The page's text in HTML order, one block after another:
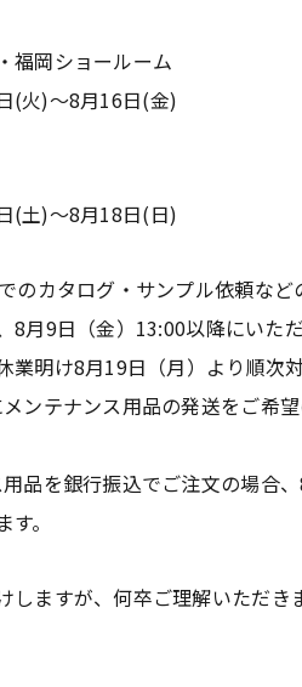
福岡ショールーム
(火)～8月16日(金)
(土)～8月18日(日)
のカタログ・サンプル依頼な
8月9日（金）13:00以降にいた
業明け8月19日（月）より順次
ンテナンス用品の発送をご希
品を銀行振込でご注文の場合
。
しますが、何卒ご理解いただき